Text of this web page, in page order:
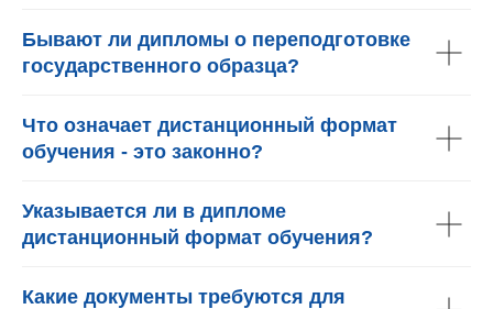
Бывают ли дипломы о переподготовке
государственного образца?
Что означает дистанционный формат
обучения - это законно?
Указывается ли в дипломе
дистанционный формат обучения?
Какие документы требуются для